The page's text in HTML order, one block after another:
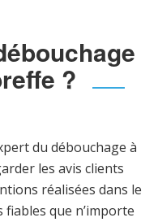
?
du débouchage à
les avis clients
réalisées dans le
fiables que n’importe